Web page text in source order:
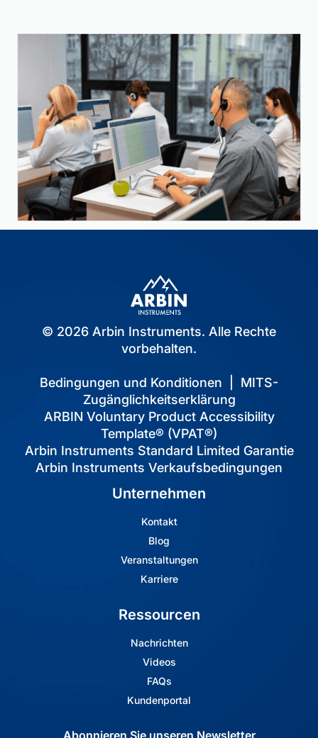
© 2026 Arbin Instruments. Alle Rechte
vorbehalten.
Bedingungen und Konditionen
MITS-
Zugänglichkeitserklärung
ARBIN Voluntary Product Accessibility
Template® (VPAT®)
Arbin Instruments Standard Limited Garantie
Arbin Instruments Verkaufsbedingungen
Unternehmen
Kontakt
Blog
Veranstaltungen
Karriere
Ressourcen
Nachrichten
Videos
FAQs
Kundenportal
Abonnieren Sie unseren Newsletter